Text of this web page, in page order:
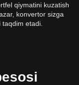
qiymatini kuzatish
konvertor sizga
etadi.